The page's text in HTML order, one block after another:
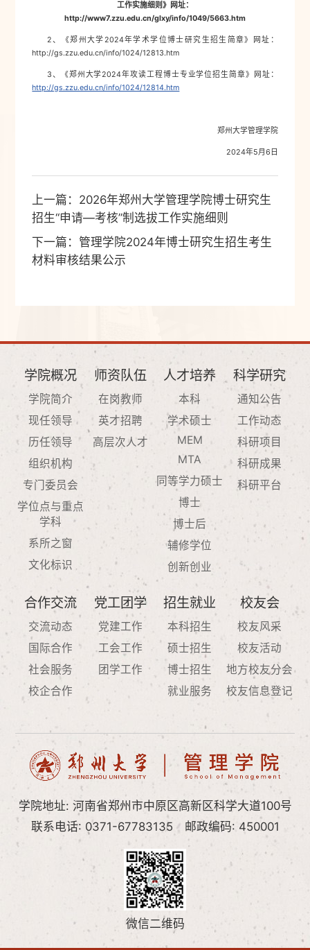
工作实施细则》网址：
http://www7.zzu.edu.cn/glxy/info/1049/5663.htm
2、《郑州大学2024年学术学位博士研究生招生简章》网址：
http://gs.zzu.edu.cn/info/1024/12813.htm
3、《郑州大学2024年攻读工程博士专业学位招生简章》网址：
http://gs.zzu.edu.cn/info/1024/12814.htm
郑州大学管理学院
2024年5月6日
上一篇： 2026年郑州大学管理学院博士研究生
招生“申请—考核”制选拔工作实施细则
下一篇： 管理学院2024年博士研究生招生考生
材料审核结果公示
学院概况
学院简介
现任领导
历任领导
组织机构
专门委员会
学位点与重点
学科
系所之窗
文化标识
师资队伍
在岗教师
英才招聘
高层次人才
人才培养
本科
学术硕士
MEM
MTA
同等学力硕士
博士
博士后
辅修学位
创新创业
科学研究
通知公告
工作动态
科研项目
科研成果
科研平台
合作交流
交流动态
国际合作
社会服务
校企合作
党工团学
党建工作
工会工作
团学工作
招生就业
本科招生
硕士招生
博士招生
就业服务
校友会
校友风采
校友活动
地方校友分会
校友信息登记
学院地址: 河南省郑州市中原区高新区科学大道100号
联系电话: 0371-67783135
邮政编码: 450001
微信二维码